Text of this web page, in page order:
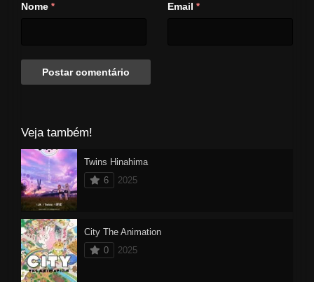
Nome * Email *
Veja também!
Twins Hinahima
6
2025
City The Animation
0
2025